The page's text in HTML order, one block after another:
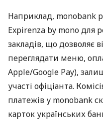
Наприклад, monobank
Expirenza by mono для
закладів, що дозволяє
переглядати меню,
Apple/Google Pay),
участі офіціанта.
платежів у monobank
карток українських